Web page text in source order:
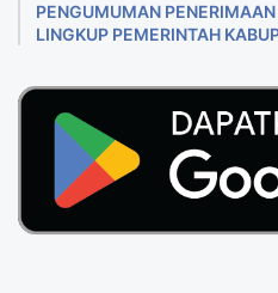
PENGUMUMAN
LINGKUP PEMERINTAH